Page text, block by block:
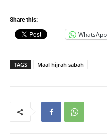
Share this:
WhatsApp
TAGS Maal hijrah sabah